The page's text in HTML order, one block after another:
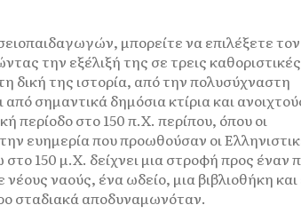
μπορείτε να επιλέξετε τον
την εξέλιξή της σε τρεις καθοριστικές
δική της ιστορία, από την πολυσύχναστη
σημαντικά δημόσια κτίρια και
περίοδο στο 150 π.Χ. περίπου, όπου οι
ευημερία που προωθούσαν οι
150 μ.Χ. δείχνει μια στροφή προς έναν
ναούς, ένα ωδείο, μια βιβλιοθήκη
σταδιακά αποδυναμωνόταν.